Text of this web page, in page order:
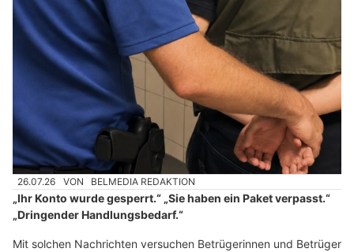
26.07.26 VON BELMEDIA REDAKTION
„Ihr Konto wurde gesperrt.“ „Sie haben ein Paket verpasst.“
„Dringender Handlungsbedarf.“
Mit solchen Nachrichten versuchen Betrügerinnen und Betrüger